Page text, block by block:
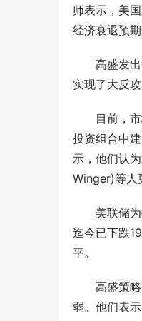
师表示，美
经济衰退预
高盛发
实现了大反
目前，
投资组合中
示，他们认
Winger)等人
美联储
迄今已下跌
平。
高盛策
弱。他们表